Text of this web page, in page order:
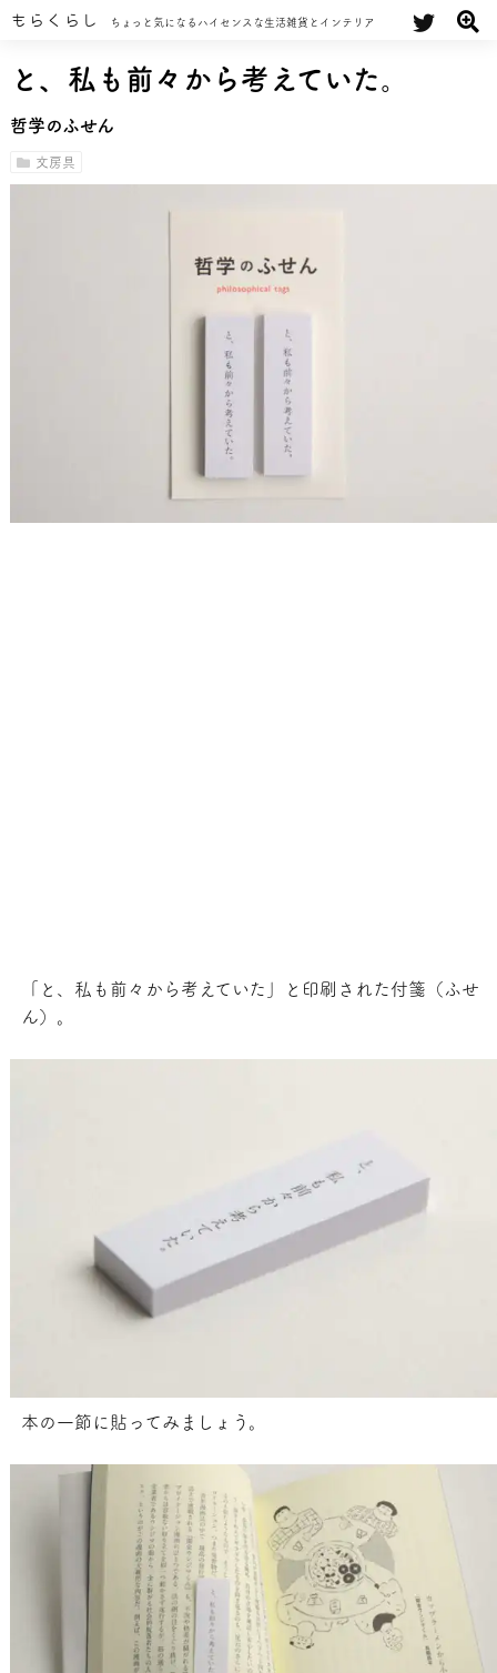
もらくらし ちょっと気になるハイセンスな生活雑貨とインテリア
と、私も前々から考えていた。
哲学のふせん
文房具
「と、私も前々から考えていた」と印刷された付箋（ふせ
ん）。
本の一節に貼ってみましょう。